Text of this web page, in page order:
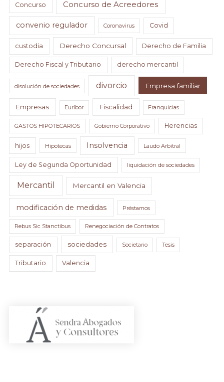
Concurso Concurso de Acreedores
convenio regulador Coronavirus Covid
custodia Derecho Concursal Derecho de Familia
Derecho Fiscal y Tributario derecho mercantil
disolución de sociedades divorcio Empresa familiar
Empresas Euríbor Fiscalidad Franquicias
GASTOS HIPOTECARIOS Gobierno Corporativo Herencias
hijos Hipotecas Insolvencia Laudo Arbitral
Ley de Segunda Oportunidad liquidación de sociedades
Mercantil Mercantil en Valencia
modificación de medidas Préstamos
Rebus Sic Stanctibus Renegociación de Contratos
separación sociedades Societario Tesis
Tributario Valencia